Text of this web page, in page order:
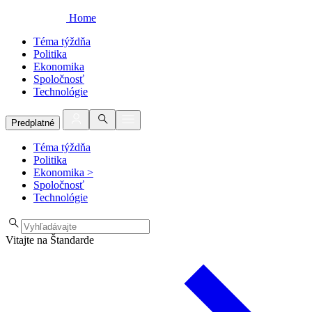
Home
Téma týždňa
Politika
Ekonomika
Spoločnosť
Technológie
Predplatné
Téma týždňa
Politika
Ekonomika >
Spoločnosť
Technológie
Vitajte na Štandarde